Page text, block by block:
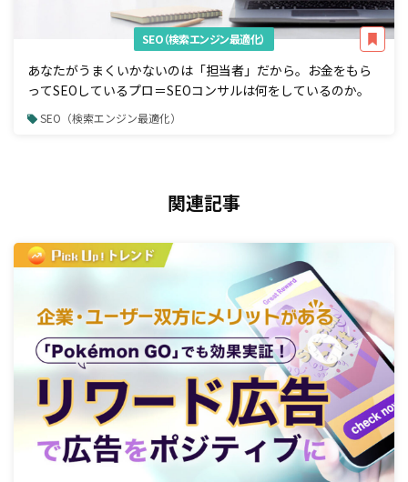
SEO（検索エンジン最適化）
あなたがうまくいかないのは「担当者」だから。お金をもら
ってSEOしているプロ＝SEOコンサルは何をしているのか。
SEO（検索エンジン最適化）
関連記事